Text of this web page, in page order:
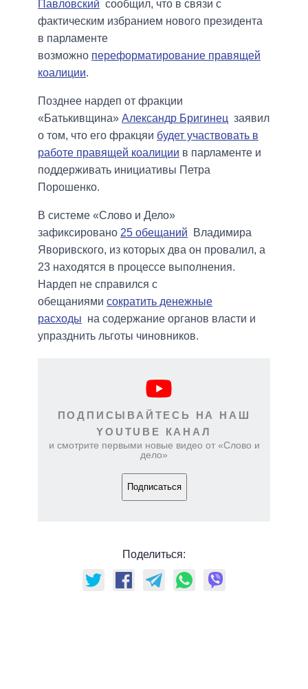
Павловский сообщил, что в связи с
фактическим избранием нового президента
в парламенте
возможно переформатирование правящей
коалиции.
Позднее нардеп от фракции
«Батькивщина» Александр Бригинец заявил
о том, что его фракцяи будет участвовать в
работе правящей коалиции в парламенте и
поддерживать инициативы Петра
Порошенко.
В системе «Слово и Дело»
зафиксировано 25 обещаний Владимира
Яворивского, из которых два он провалил, а
23 находятся в процессе выполнения.
Нардеп не справился с
обещаниями сократить денежные
расходы на содержание органов власти и
упразднить льготы чиновников.
ПОДПИСЫВАЙТЕСЬ НА НАШ
YOUTUBE КАНАЛ
и смотрите первыми новые видео от «Слово и
дело»
Подписаться
Поделиться: